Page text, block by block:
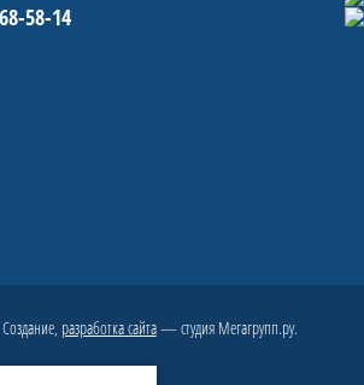
58-14
Создание, разработка сайта— студия Мегагрупп.ру.